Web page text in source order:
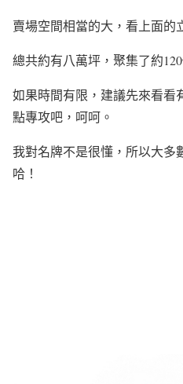
賣場空間相當的大，看上面的
總共約有八萬坪，聚集了約
如果時間有限，建議先來看看
點專攻吧，呵呵。
我對名牌不是很懂，所以大多
哈！